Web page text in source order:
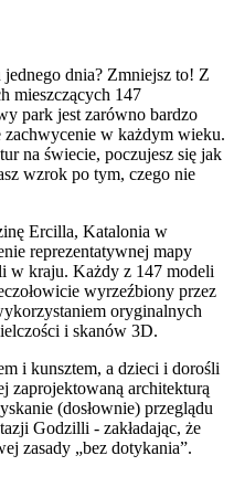
dnia? Zmniejsz to! Z
mieszczących 147
park jest zarówno bardzo
zachwycenie w każdym wieku.
na świecie, poczujesz się jak
wzrok po tym, czego nie
Ercilla, Katalonia w
reprezentatywnej mapy
w kraju. Każdy z 147 modeli
wyrzeźbiony przez
oryginalnych
i skanów 3D.
i kunsztem, a dzieci i dorośli
zaprojektowaną architekturą
(dosłownie) przeglądu
Godzilli - zakładając, że
zasady „bez dotykania”.